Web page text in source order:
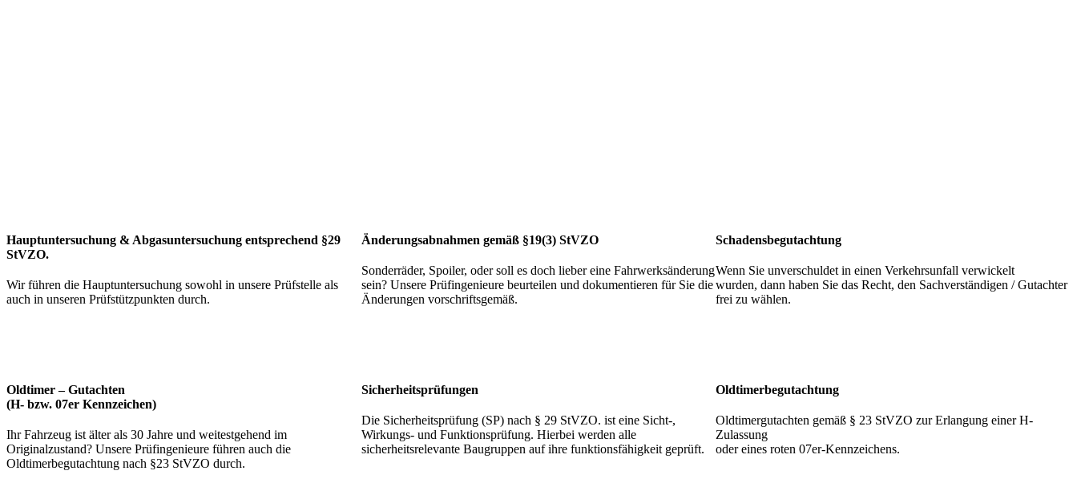
Hauptuntersuchung & Abgasuntersuchung entsprechend §29
StVZO.
Wir führen die Hauptuntersuchung sowohl in unsere Prüfstelle als
auch in unseren Prüfstützpunkten durch.
Änderungsabnahmen gemäß §19(3) StVZO
Sonderräder, Spoiler, oder soll es doch lieber eine Fahrwerksänderung
sein? Unsere Prüfingenieure beurteilen und dokumentieren für Sie die
Änderungen vorschriftsgemäß.
Schadensbegutachtung
Wenn Sie unverschuldet in einen Verkehrsunfall verwickelt
wurden, dann haben Sie das Recht, den Sachverständigen / Gutachter
frei zu wählen.
Oldtimer – Gutachten
(H- bzw. 07er Kennzeichen)
Ihr Fahrzeug ist älter als 30 Jahre und weitestgehend im
Originalzustand? Unsere Prüfingenieure führen auch die
Oldtimerbegutachtung nach §23 StVZO durch.
Sicherheitsprüfungen
Die Sicherheitsprüfung (SP) nach § 29 StVZO. ist eine Sicht-,
Wirkungs- und Funktionsprüfung. Hierbei werden alle
sicherheitsrelevante Baugruppen auf ihre funktionsfähigkeit geprüft.
Oldtimerbegutachtung
Oldtimergutachten gemäß § 23 StVZO zur Erlangung einer H-
Zulassung
oder eines roten 07er-Kennzeichens.